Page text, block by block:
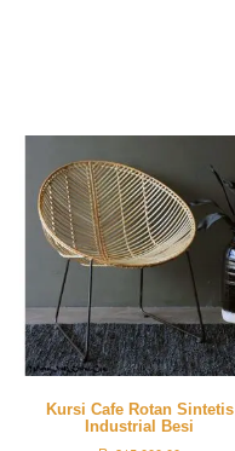
Kursi Cafe Rotan Sintetis
Industrial Besi